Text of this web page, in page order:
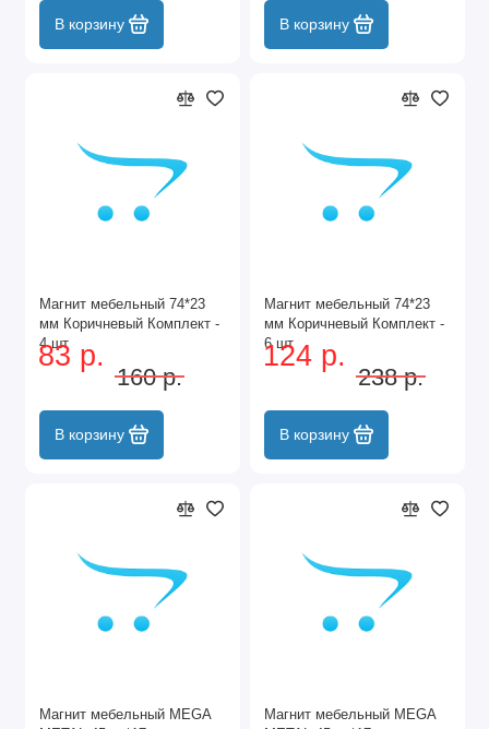
В корзину В корзину
Магнит мебельный 74*23
мм Коричневый Комплект -
4 шт
83 р.
160 р.
В корзину
Магнит мебельный 74*23
мм Коричневый Комплект -
6 шт
124 р.
238 р.
В корзину
Магнит мебельный MEGA
Магнит мебельный MEGA